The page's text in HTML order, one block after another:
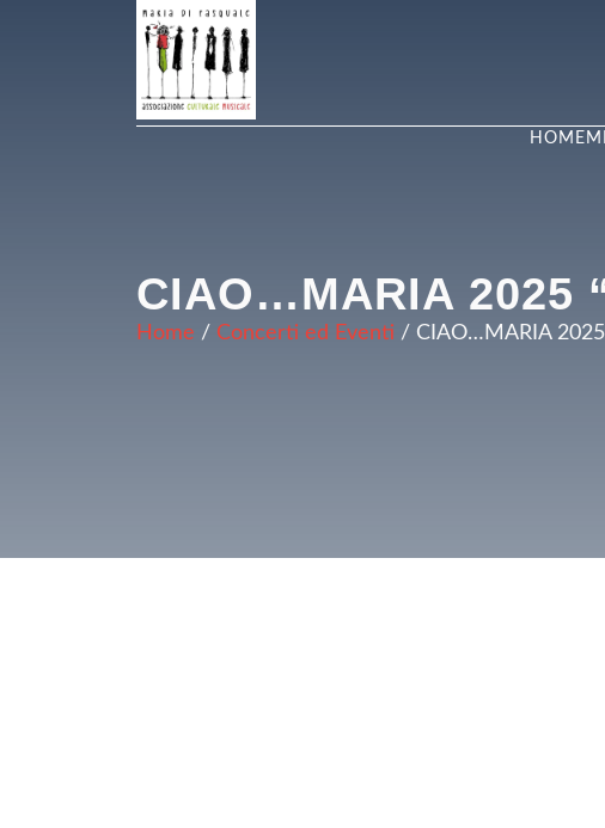
HOME
CIAO…MARIA 2025
Home / Concerti ed Eventi / CIAO…MARIA